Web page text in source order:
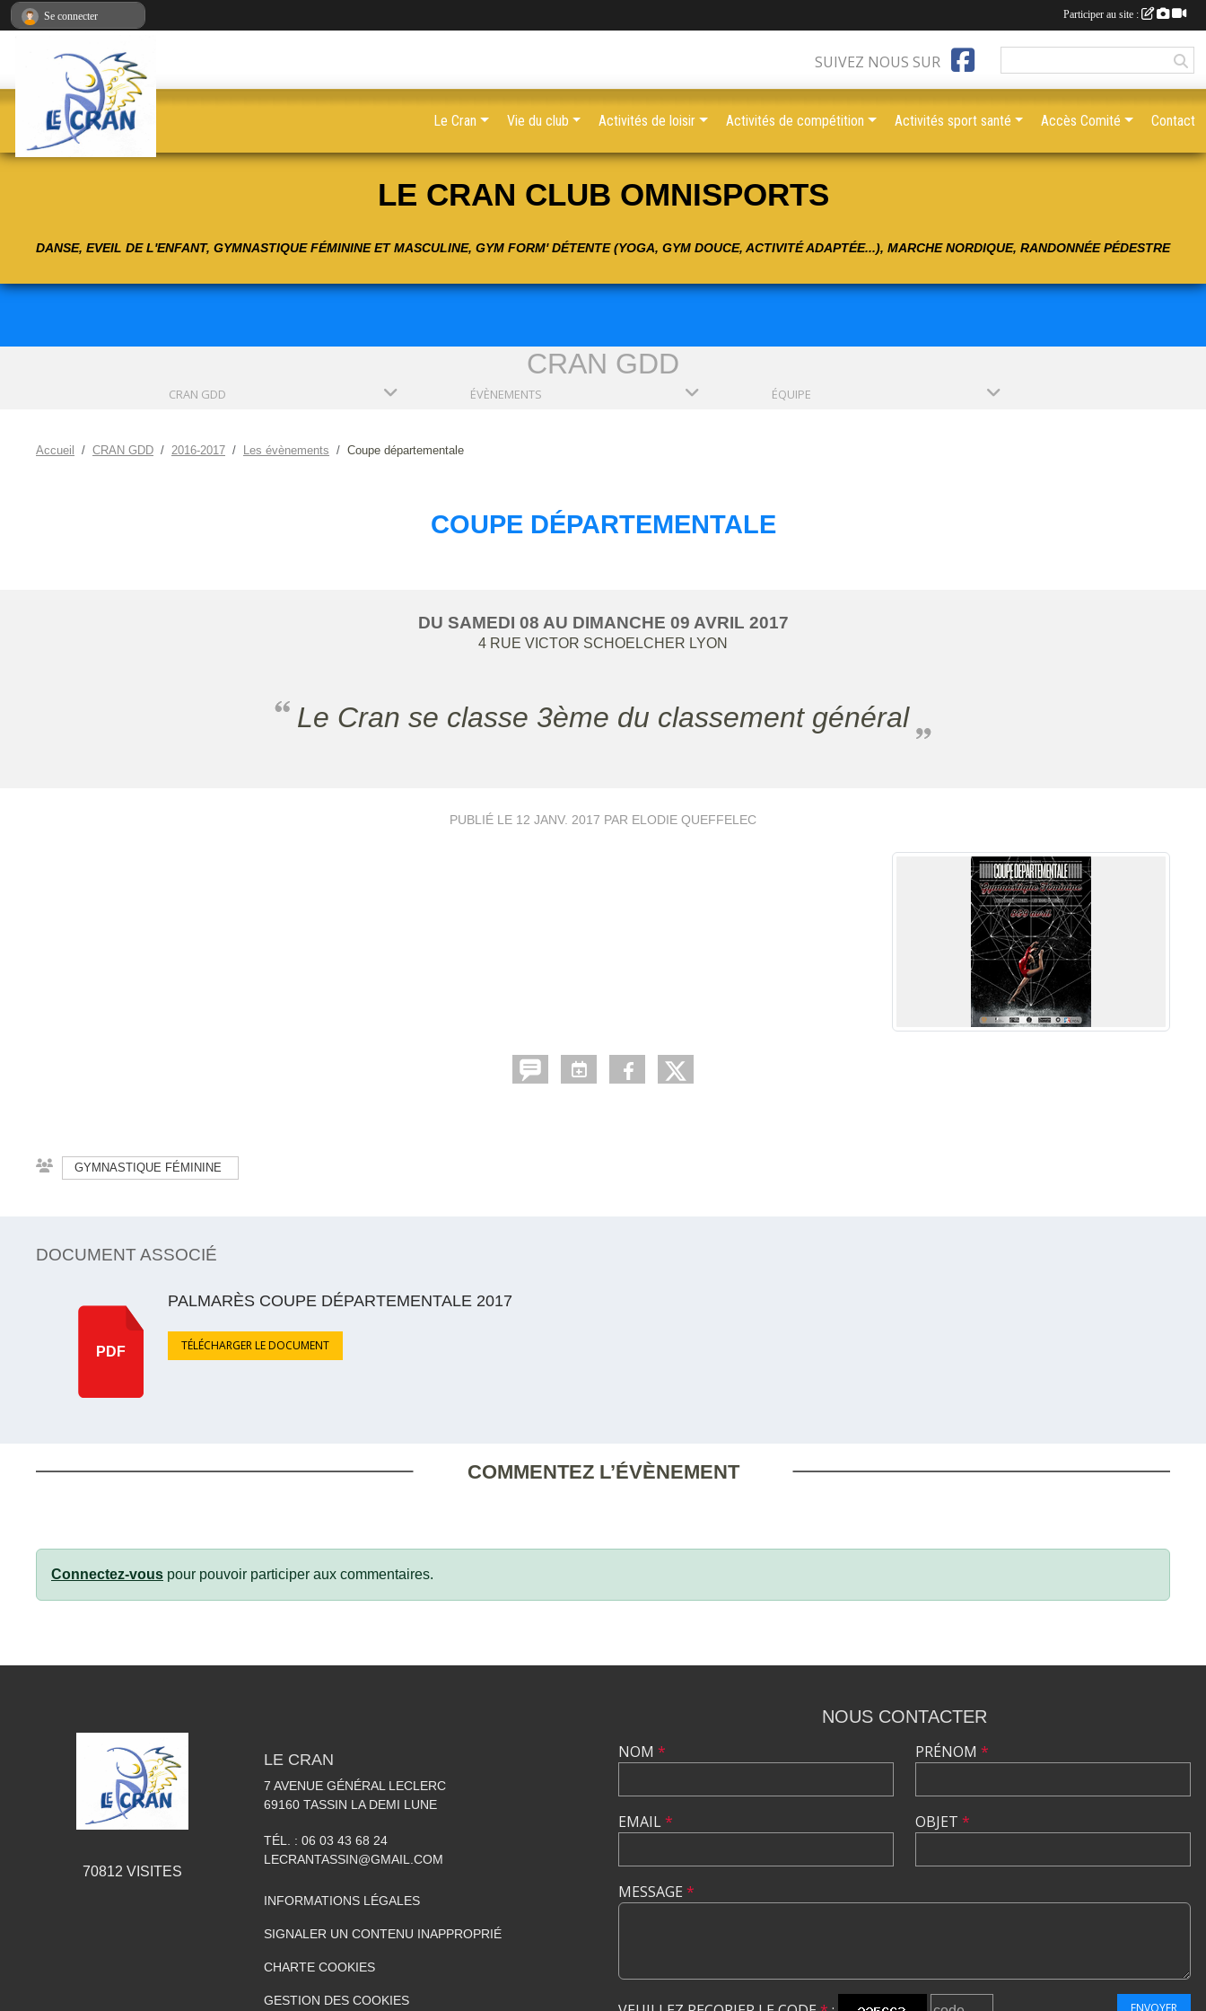
LE CRAN CLUB OMNISPORTS
DANSE, EVEIL DE L'ENFANT, GYMNASTIQUE FÉMININE ET MASCULINE, GYM FORM' DÉTENTE (YOGA, GYM DOUCE, ACTIVITÉ ADAPTÉE...), MARCHE NORDIQUE, RANDONNÉE PÉDESTRE
CRAN GDD
CRAN GDD ÉVÈNEMENTS ÉQUIPE
Accueil CRAN GDD 2016-2017 Les évènements Coupe départementale
COUPE DÉPARTEMENTALE
DU SAMEDI 08 AU DIMANCHE 09 AVRIL 2017
4 RUE VICTOR SCHOELCHER LYON
Le Cran se classe 3ème du classement général
PUBLIÉ LE 12 JANV. 2017 PAR ELODIE QUEFFELEC
GYMNASTIQUE FÉMININE
DOCUMENT ASSOCIÉ
PDF
PALMARÈS COUPE DÉPARTEMENTALE 2017
TÉLÉCHARGER LE DOCUMENT
COMMENTEZ L’ÉVÈNEMENT
Connectez-vous pour pouvoir participer aux commentaires.
SUIVEZ NOUS SUR
Le Cran Vie du club Activités de loisir Activités de compétition Activités sport santé Accès Comité Contact
70812 VISITES
LE CRAN
7 AVENUE GÉNÉRAL LECLERC
69160 TASSIN LA DEMI LUNE
TÉL. : 06 03 43 68 24
LECRANTASSIN@GMAIL.COM
INFORMATIONS LÉGALES
SIGNALER UN CONTENU INAPPROPRIÉ
CHARTE COOKIES
GESTION DES COOKIES
NOUS CONTACTER
NOM *
EMAIL*
PRÉNOM *
OBJET *
MESSAGE *
ENVOYER
Se connecter Participer au site :
Panneau de gestion des cookies